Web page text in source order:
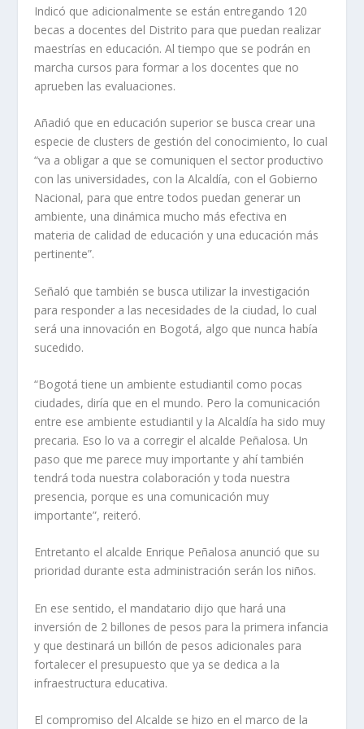
Indicó que adicionalmente se están entregando 120
becas a docentes del Distrito para que puedan realizar
maestrías en educación. Al tiempo que se podrán en
marcha cursos para formar a los docentes que no
aprueben las evaluaciones.
Añadió que en educación superior se busca crear una
especie de clusters de gestión del conocimiento, lo cual
“va a obligar a que se comuniquen el sector productivo
con las universidades, con la Alcaldía, con el Gobierno
Nacional, para que entre todos puedan generar un
ambiente, una dinámica mucho más efectiva en
materia de calidad de educación y una educación más
pertinente”.
Señaló que también se busca utilizar la investigación
para responder a las necesidades de la ciudad, lo cual
será una innovación en Bogotá, algo que nunca había
sucedido.
“Bogotá tiene un ambiente estudiantil como pocas
ciudades, diría que en el mundo. Pero la comunicación
entre ese ambiente estudiantil y la Alcaldía ha sido muy
precaria. Eso lo va a corregir el alcalde Peñalosa. Un
paso que me parece muy importante y ahí también
tendrá toda nuestra colaboración y toda nuestra
presencia, porque es una comunicación muy
importante”, reiteró.
Entretanto el alcalde Enrique Peñalosa anunció que su
prioridad durante esta administración serán los niños.
En ese sentido, el mandatario dijo que hará una
inversión de 2 billones de pesos para la primera infancia
y que destinará un billón de pesos adicionales para
fortalecer el presupuesto que ya se dedica a la
infraestructura educativa.
El compromiso del Alcalde se hizo en el marco de la